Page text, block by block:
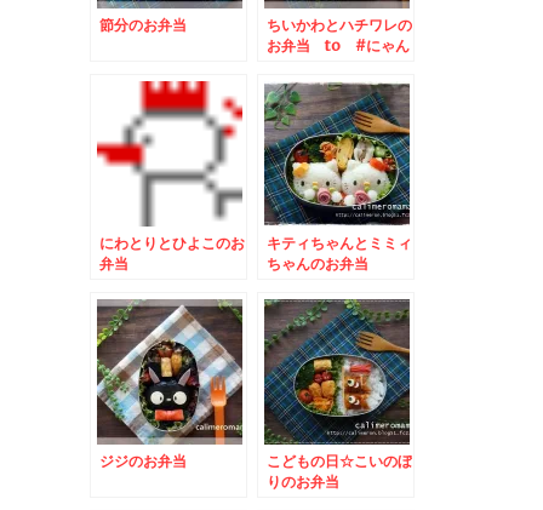
節分のお弁当
ちいかわとハチワレの
お弁当 to #にゃん
2026 共立フォトコ
ン
にわとりとひよこのお
弁当
キティちゃんとミミィ
ちゃんのお弁当
ジジのお弁当
こどもの日☆こいのぼ
りのお弁当